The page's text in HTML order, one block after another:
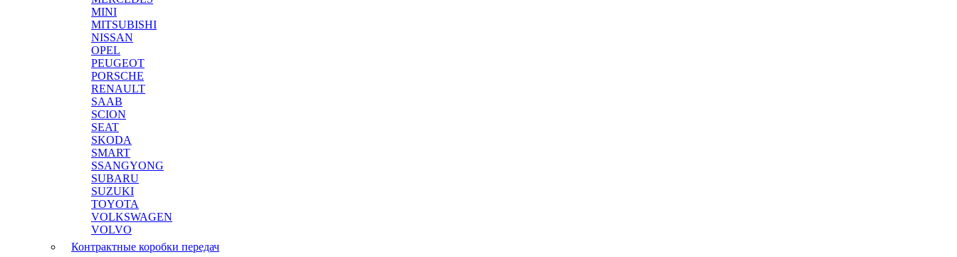
MINI
MITSUBISHI
NISSAN
OPEL
PEUGEOT
PORSCHE
RENAULT
SAAB
SCION
SEAT
SKODA
SMART
SSANGYONG
SUBARU
SUZUKI
TOYOTA
VOLKSWAGEN
VOLVO
Контрактные коробки передач